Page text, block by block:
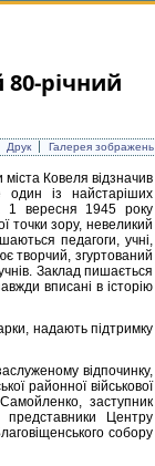
80-річний
Друк Галерея зображень
міста Ковеля відзначив
один із найстаріших
1 вересня 1945 року
точки зору, невеликий
педагоги, учні,
творчий, згуртований
Заклад пишається
вписані в історію
надають підтримку
відпочинку,
районної військової
заступник
представники Центру
собору